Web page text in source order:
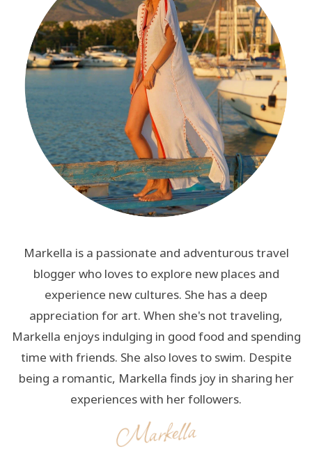
Markella is a passionate and adventurous travel
blogger who loves to explore new places and
experience new cultures. She has a deep
appreciation for art. When she's not traveling,
Markella enjoys indulging in good food and spending
time with friends. She also loves to swim. Despite
being a romantic, Markella finds joy in sharing her
experiences with her followers.